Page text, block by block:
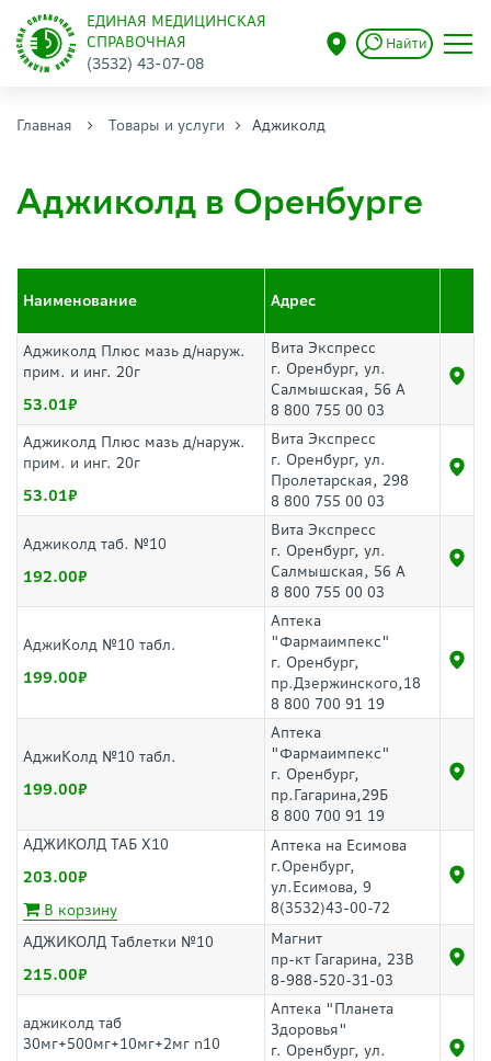
ЕДИНАЯ МЕДИЦИНСКАЯ
СПРАВОЧНАЯ
(3532) 43-07-08
Найти
Главная Товары и услуги Аджиколд
Аджиколд в Оренбурге
Наименование Адрес
Аджиколд Плюс мазь д/наруж.
прим. и инг. 20г
53.01
Вита Экспресс
г. Оренбург, ул.
Салмышская, 56 А
8 800 755 00 03
Аджиколд Плюс мазь д/наруж.
прим. и инг. 20г
53.01
Вита Экспресс
г. Оренбург, ул.
Пролетарская, 298
8 800 755 00 03
Аджиколд таб. №10
192.00
Вита Экспресс
г. Оренбург, ул.
Салмышская, 56 А
8 800 755 00 03
АджиКолд №10 табл.
199.00
Аптека
"Фармаимпекс"
г. Оренбург,
пр.Дзержинского,18
8 800 700 91 19
АджиКолд №10 табл.
199.00
Аптека
"Фармаимпекс"
г. Оренбург,
пр.Гагарина,29Б
8 800 700 91 19
АДЖИКОЛД ТАБ Х10
203.00
В корзину
Аптека на Есимова
г.Оренбург,
ул.Есимова, 9
8(3532)43-00-72
АДЖИКОЛД Таблетки №10
215.00
Магнит
пр-кт Гагарина, 23В
8-988-520-31-03
аджиколд таб
30мг+500мг+10мг+2мг n10
Аптека "Планета
Здоровья"
г. Оренбург, ул.